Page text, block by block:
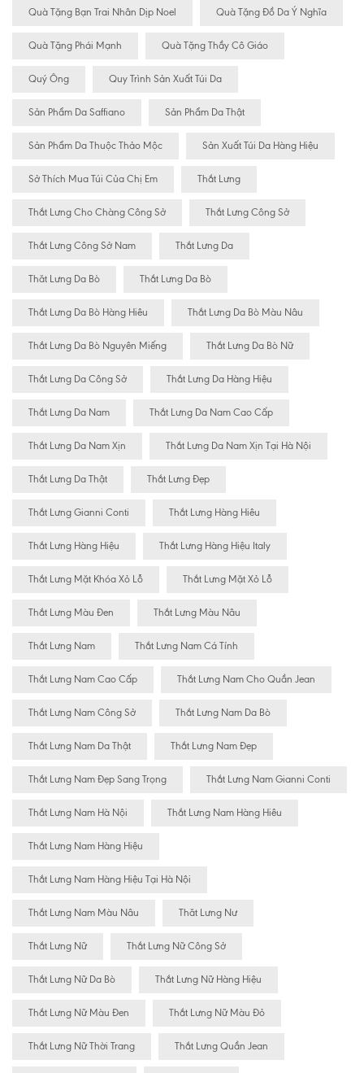
Quà Tặng Bạn Trai Nhân Dịp Noel Quà Tặng Đồ Da Ý Nghĩa
Quà Tặng Phái Mạnh Quà Tặng Thầy Cô Giáo
Quý Ông Quy Trình Sản Xuất Túi Da
Sản Phẩm Da Saffiano Sản Phẩm Da Thật
Sản Phẩm Da Thuộc Thảo Mộc Sản Xuất Túi Da Hàng Hiệu
Sở Thích Mua Túi Của Chị Em Thắt Lưng
Thắt Lưng Cho Chàng Công Sở Thắt Lưng Công Sở
Thắt Lưng Công Sở Nam Thắt Lưng Da
Thăt Lưng Da Bò Thắt Lưng Da Bò
Thắt Lưng Da Bò Hàng Hiêu Thắt Lưng Da Bò Màu Nâu
Thắt Lưng Da Bò Nguyên Miếng Thắt Lưng Da Bò Nữ
Thắt Lưng Da Công Sở Thắt Lưng Da Hàng Hiệu
Thắt Lưng Da Nam Thắt Lưng Da Nam Cao Cấp
Thắt Lưng Da Nam Xịn Thắt Lưng Da Nam Xịn Tại Hà Nội
Thắt Lưng Da Thật Thắt Lưng Đẹp
Thắt Lưng Gianni Conti Thắt Lưng Hàng Hiêu
Thắt Lưng Hàng Hiệu Thắt Lưng Hàng Hiệu Italy
Thắt Lưng Mặt Khóa Xỏ Lỗ Thắt Lưng Mặt Xỏ Lỗ
Thắt Lưng Màu Đen Thắt Lưng Màu Nâu
Thắt Lưng Nam Thắt Lưng Nam Cá Tính
Thắt Lưng Nam Cao Cấp Thắt Lưng Nam Cho Quần Jean
Thắt Lưng Nam Công Sở Thắt Lưng Nam Da Bò
Thắt Lưng Nam Da Thật Thắt Lưng Nam Đẹp
Thắt Lưng Nam Đẹp Sang Trọng Thắt Lưng Nam Gianni Conti
Thắt Lưng Nam Hà Nội Thắt Lưng Nam Hàng Hiêu
Thắt Lưng Nam Hàng Hiệu
Thắt Lưng Nam Hàng Hiệu Tại Hà Nội
Thắt Lưng Nam Màu Nâu Thăt Lưng Nư
Thắt Lưng Nữ Thắt Lưng Nữ Công Sở
Thắt Lưng Nữ Da Bò Thắt Lưng Nữ Hàng Hiệu
Thắt Lưng Nữ Màu Đen Thắt Lưng Nữ Màu Đỏ
Thắt Lưng Nữ Thời Trang Thắt Lưng Quần Jean